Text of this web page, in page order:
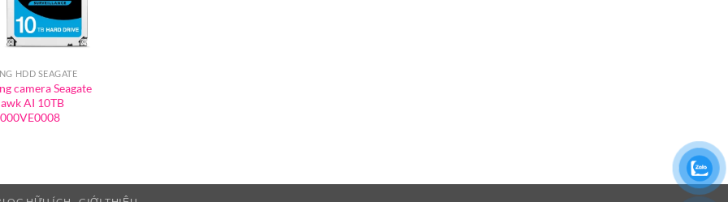
HDD SEAGATE
camera Seagate
AI 10TB